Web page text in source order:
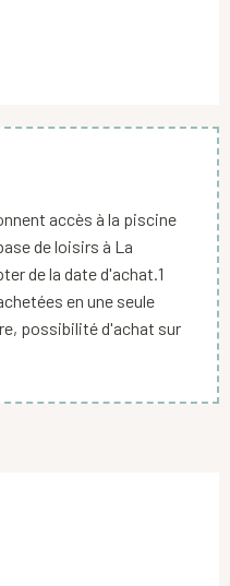
accès à la piscine
de loisirs à La
de la date d'achat.1
en une seule
possibilité d'achat sur